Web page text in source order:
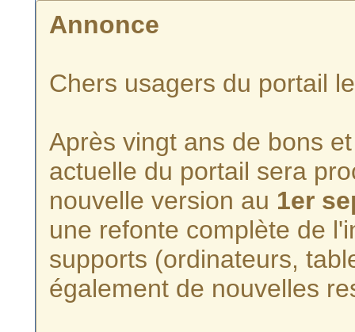
Annonce
Chers usagers du portail
Après vingt ans de bons
actuelle du portail sera
nouvelle version au 1er
une refonte complète de
supports (ordinateurs,
également de nouvelles